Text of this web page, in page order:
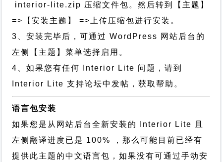
interior-lite.zip 压缩文件包。然后转到【主题】
=>【安装主题】 =>上传压缩包进行安装。
3、安装完毕后，可通过 WordPress 网站后台的
左侧【主题】菜单选择启用。
4、如果您有任何 Interior Lite 问题，请到
Interior Lite 支持论坛中发帖，获取帮助。
语言包安装
如果您是从网站后台全新安装的 Interior Lite 且
左侧翻译进度已是 100% ，那么可能目前已经有
提供此主题的中文语言包，如果没有可通过手动安